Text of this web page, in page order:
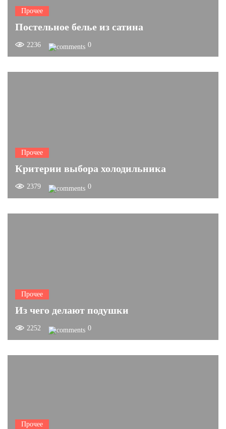
Прочее
Постельное белье из сатина
2236 0
Прочее
Критерии выбора холодильника
2379 0
Прочее
Из чего делают подушки
2252 0
Прочее